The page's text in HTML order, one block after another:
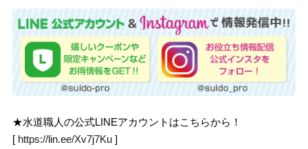
★水道職人の公式LINEアカウントはこちらから！
[ https://lin.ee/Xv7j7Ku ]